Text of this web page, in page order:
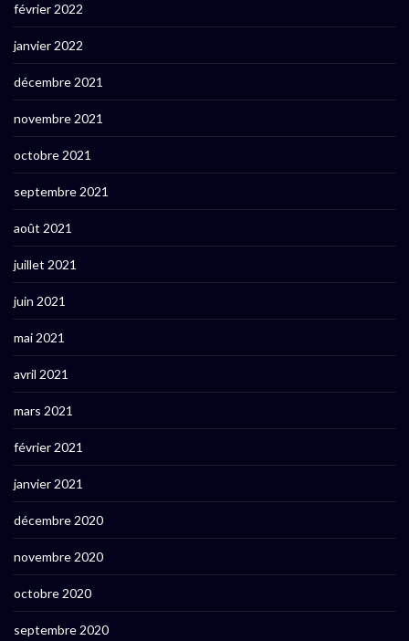
février 2022
janvier 2022
décembre 2021
novembre 2021
octobre 2021
septembre 2021
août 2021
juillet 2021
juin 2021
mai 2021
avril 2021
mars 2021
février 2021
janvier 2021
décembre 2020
novembre 2020
octobre 2020
septembre 2020